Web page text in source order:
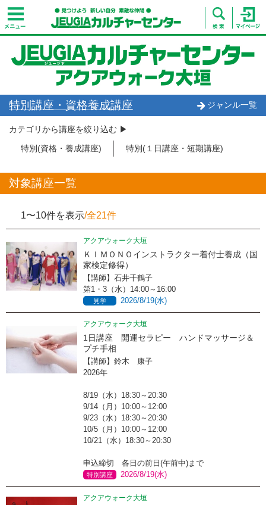
特別講座・資格養成講座 ジャンル一覧
カテゴリから講座を絞り込む ▶︎
特別(資格・養成講座)
特別(１日講座・短期講座)
対象講座一覧
1〜10件を表示/全21件
アクアウォーク大垣
ＫＩＭＯＮＯインストラクター着付士養成（国
家検定修得）
【講師】石井千鶴子
第1・3（水）14:00～16:00
見学 2026/8/19(水)
アクアウォーク大垣
1日講座 開運セラピー ハンドマッサージ＆
プチ手相
【講師】鈴木 康子
2026年
8/19（水）18:30～20:30
9/14（月）10:00～12:00
9/23（水）18:30～20:30
10/5（月）10:00～12:00
10/21（水）18:30～20:30
申込締切 各日の前日(午前中)まで
特別講座 2026/8/19(水)
アクアウォーク大垣